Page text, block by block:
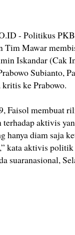
- Politikus PKB
Tim Mawar
Iskandar (Cak
Subianto,
ke Prabowo.
Faisol membuat
aktivis
hanya diam saja
kata aktivis
suaranasional,